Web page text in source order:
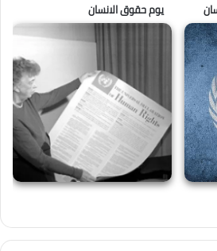
يوم حقوق الانسان